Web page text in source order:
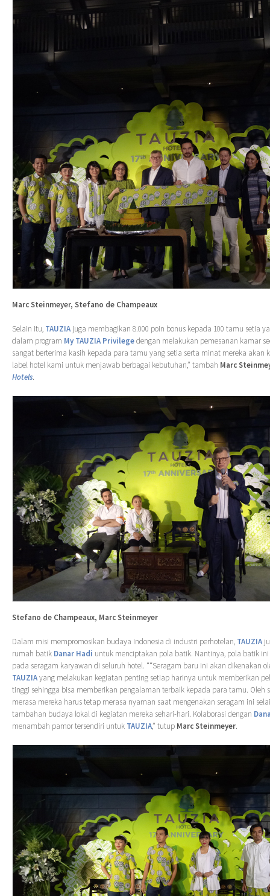
Marc Steinmeyer, Stefano de Champeaux
Selain itu, TAUZIA juga membagikan 8.000 poin bonus kepada 100 tamu setia
dalam program My TAUZIA Privilegedengan melakukan pemesanan kamar
sangat berterima kasih kepada para tamu yang setia serta minat mereka akan
label hotel kami untuk menjawab berbagai kebutuhan,” tambah Marc
Hotels.
Stefano de Champeaux, Marc Steinmeyer
Dalam misi mempromosikan budaya Indonesia di industri perhotelan, TAUZIA
rumah batik Danar Hadi untuk menciptakan pola batik. Nantinya, pola batik
pada seragam karyawan di seluruh hotel. ““Seragam baru ini akan dikenakan
TAUZIAyang melakukan kegiatan penting setiap harinya untuk memberikan
tinggi sehingga bisa memberikan pengalaman terbaik kepada para tamu. Oleh
merasa mereka harus tetap merasa nyaman saat mengenakan seragam ini
tambahan budaya lokal di kegiatan mereka sehari-hari. Kolaborasi dengan
menambah pamor tersendiri untuk TAUZIA,” tutup Marc Steinmeyer.